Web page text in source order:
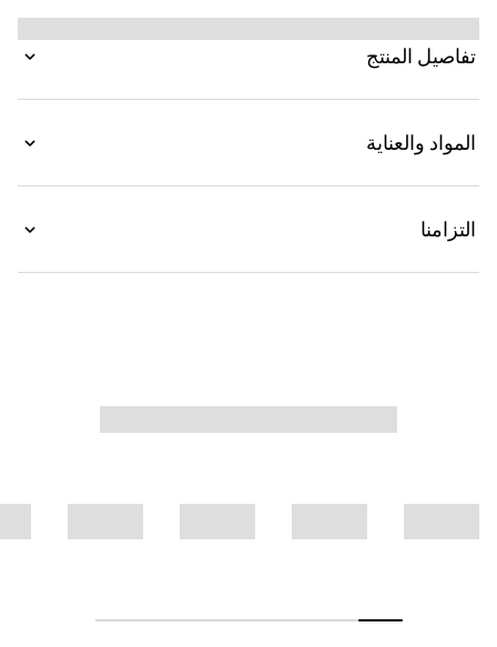
Gucci، بشكل شعار على امتداد حلقة الإكسسوار. تستمر
الرموز من الأرشيف في تزيين المجموعات الأخيرة، تكريماً
لأصول الدار.
تفاصيل المنتج
المواد والعناية
التزامنا